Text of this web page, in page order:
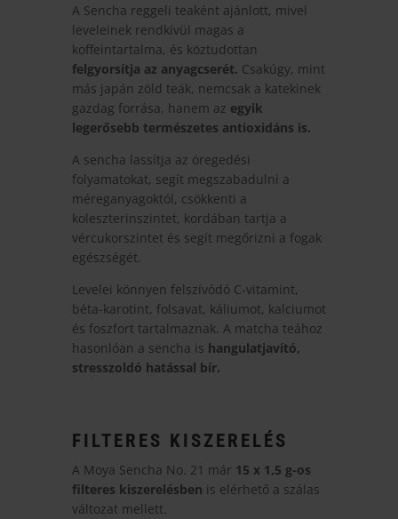
A Sencha reggeli teaként ajánlott, mivel
leveleinek rendkívül magas a
koffeintartalma, és köztudottan
felgyorsítja az anyagcserét. Csakúgy, mint
más japán zöld teák, nemcsak a katekinek
gazdag forrása, hanem az egyik
legerősebb természetes antioxidáns is.
A sencha lassítja az öregedési
folyamatokat, segít megszabadulni a
méreganyagoktól, csökkenti a
koleszterinszintet, kordában tartja a
vércukorszintet és segít megőrizni a fogak
egészségét.
Levelei könnyen felszívódó C-vitamint,
béta-karotint, folsavat, káliumot, kalciumot
és foszfort tartalmaznak. A matcha teához
hasonlóan a sencha is hangulatjavító,
stresszoldó hatással bír.
FILTERES KISZERELÉS
A Moya Sencha No. 21 már 15 x 1,5 g-os
filteres kiszerelésben is elérhető a szálas
változat mellett.